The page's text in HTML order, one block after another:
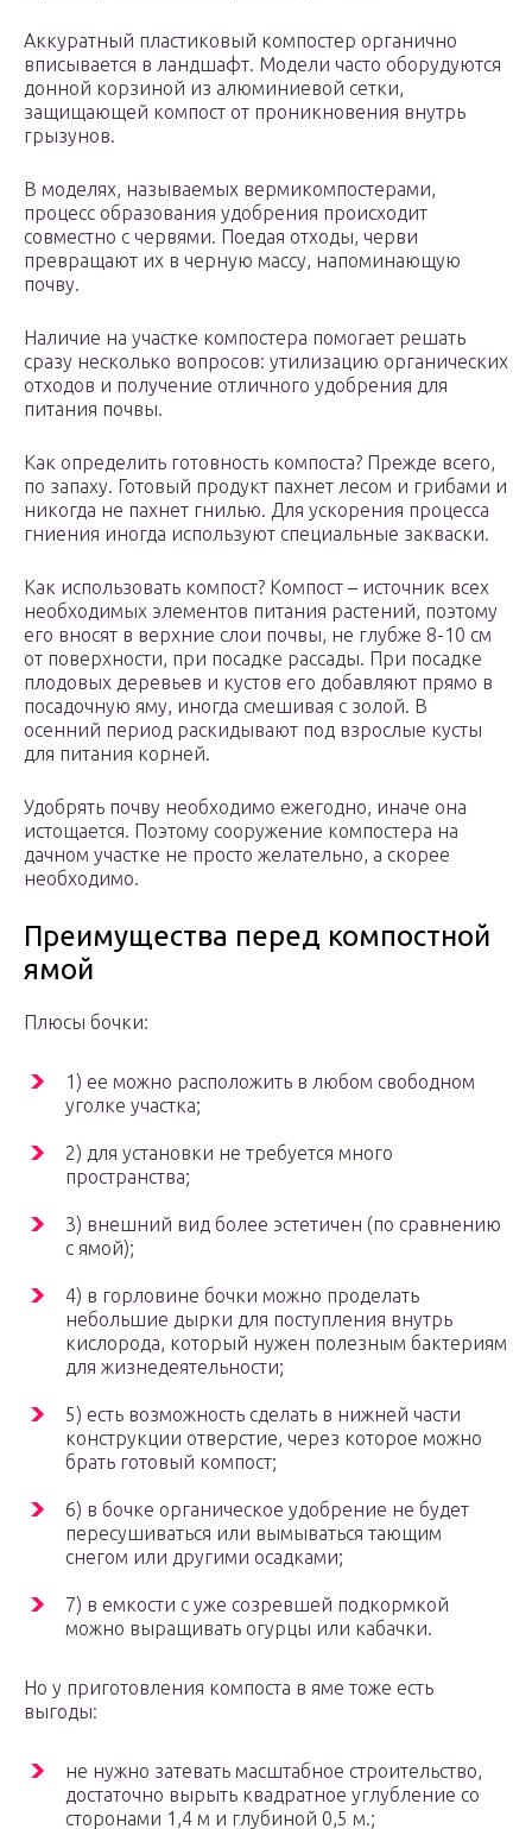
Аккуратный пластиковый компостер органично
вписывается в ландшафт. Модели часто оборудуются
донной корзиной из алюминиевой сетки,
защищающей компост от проникновения внутрь
грызунов.
В моделях, называемых вермикомпостерами,
процесс образования удобрения происходит
совместно с червями. Поедая отходы, черви
превращают их в черную массу, напоминающую
почву.
Наличие на участке компостера помогает решать
сразу несколько вопросов: утилизацию органических
отходов и получение отличного удобрения для
питания почвы.
Как определить готовность компоста? Прежде всего,
по запаху. Готовый продукт пахнет лесом и грибами и
никогда не пахнет гнилью. Для ускорения процесса
гниения иногда используют специальные закваски.
Как использовать компост? Компост – источник всех
необходимых элементов питания растений, поэтому
его вносят в верхние слои почвы, не глубже 8-10 см
от поверхности, при посадке рассады. При посадке
плодовых деревьев и кустов его добавляют прямо в
посадочную яму, иногда смешивая с золой. В
осенний период раскидывают под взрослые кусты
для питания корней.
Удобрять почву необходимо ежегодно, иначе она
истощается. Поэтому сооружение компостера на
дачном участке не просто желательно, а скорее
необходимо.
Преимущества перед компостной
ямой
Плюсы бочки:
1) ее можно расположить в любом свободном
уголке участка;
2) для установки не требуется много
пространства;
3) внешний вид более эстетичен (по сравнению
с ямой);
4) в горловине бочки можно проделать
небольшие дырки для поступления внутрь
кислорода, который нужен полезным бактериям
для жизнедеятельности;
5) есть возможность сделать в нижней части
конструкции отверстие, через которое можно
брать готовый компост;
6) в бочке органическое удобрение не будет
пересушиваться или вымываться тающим
снегом или другими осадками;
7) в емкости с уже созревшей подкормкой
можно выращивать огурцы или кабачки.
Но у приготовления компоста в яме тоже есть
выгоды:
не нужно затевать масштабное строительство,
достаточно вырыть квадратное углубление со
сторонами 1,4 м и глубиной 0,5 м.;